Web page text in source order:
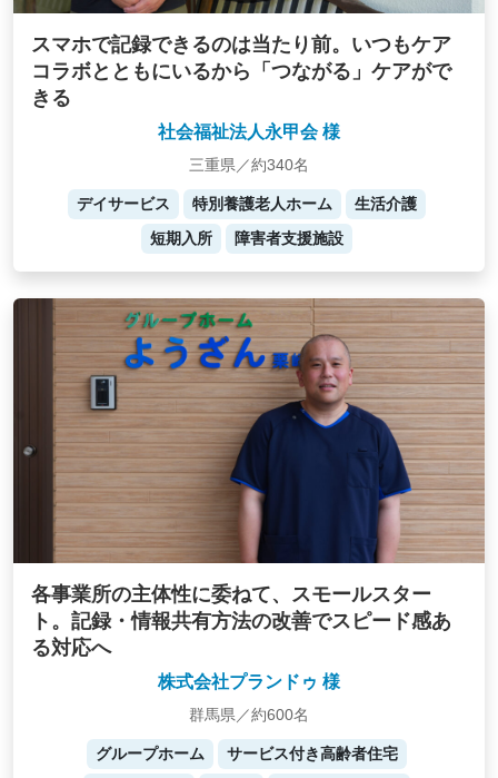
スマホで記録できるのは当たり前。いつもケア
コラボとともにいるから「つながる」ケアがで
きる
社会福祉法人永甲会 様
三重県／約340名
デイサービス 特別養護老人ホーム
生活介護
短期入所
障害者支援施設
各事業所の主体性に委ねて、スモールスター
ト。記録・情報共有方法の改善でスピード感あ
る対応へ
株式会社プランドゥ 様
群馬県／約600名
グループホーム
サービス付き高齢者住宅